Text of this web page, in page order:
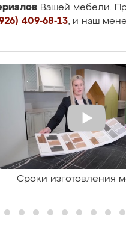
Вашей мебели.
409-68-13, и наш
Сроки изготовления